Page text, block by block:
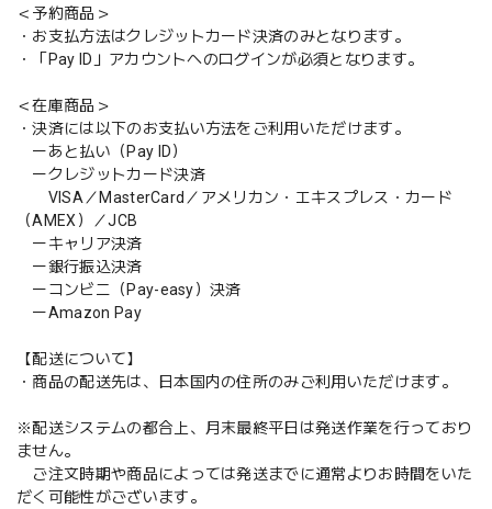
＜予約商品＞
・お支払方法はクレジットカード決済のみとなります。
・「Pay ID」アカウントへのログインが必須となります。
＜在庫商品＞
・決済には以下のお支払い方法をご利用いただけます。
ーあと払い（Pay ID）
ークレジットカード決済
VISA／MasterCard／アメリカン・エキスプレス・カード
（AMEX）／JCB
ーキャリア決済
ー銀行振込決済
ーコンビニ（Pay-easy）決済
ーAmazon Pay
【配送について】
・商品の配送先は、日本国内の住所のみご利用いただけます。
※配送システムの都合上、月末最終平日は発送作業を行っており
ません。
ご注文時期や商品によっては発送までに通常よりお時間をいた
だく可能性がございます。